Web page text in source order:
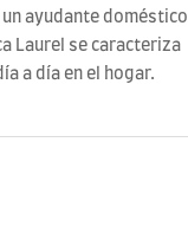
ayudante doméstico
Laurel se caracteriza
a día en el hogar.